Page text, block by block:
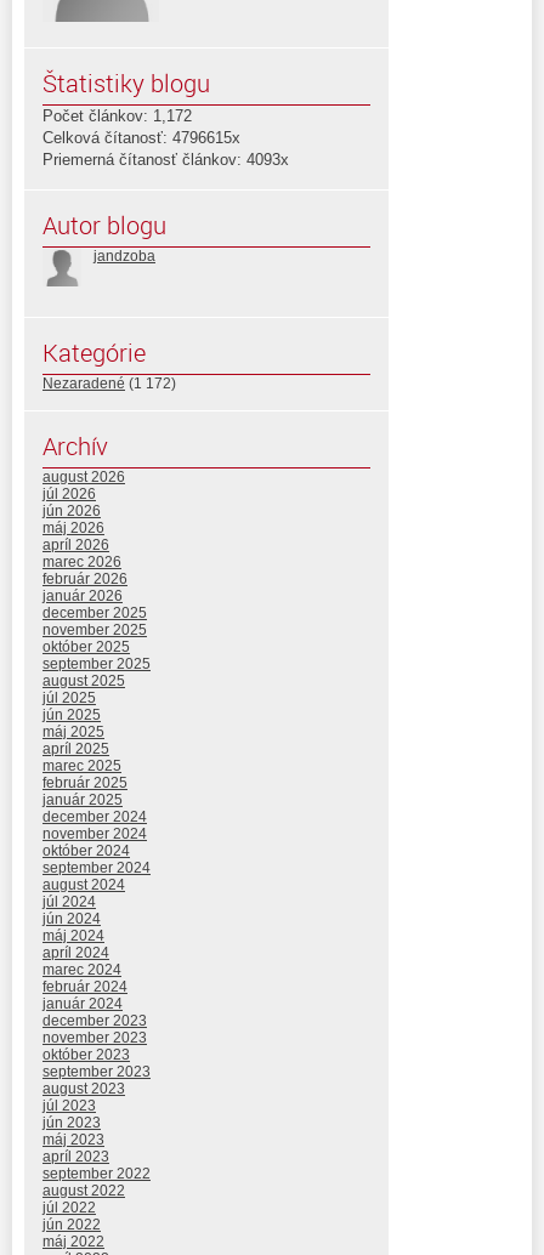
Štatistiky blogu
Počet článkov: 1,172
Celková čítanosť: 4796615x
Priemerná čítanosť článkov: 4093x
Autor blogu
jandzoba
Kategórie
Nezaradené (1 172)
Archív
august 2026
júl 2026
jún 2026
máj 2026
apríl 2026
marec 2026
február 2026
január 2026
december 2025
november 2025
október 2025
september 2025
august 2025
júl 2025
jún 2025
máj 2025
apríl 2025
marec 2025
február 2025
január 2025
december 2024
november 2024
október 2024
september 2024
august 2024
júl 2024
jún 2024
máj 2024
apríl 2024
marec 2024
február 2024
január 2024
december 2023
november 2023
október 2023
september 2023
august 2023
júl 2023
jún 2023
máj 2023
apríl 2023
september 2022
august 2022
júl 2022
jún 2022
máj 2022